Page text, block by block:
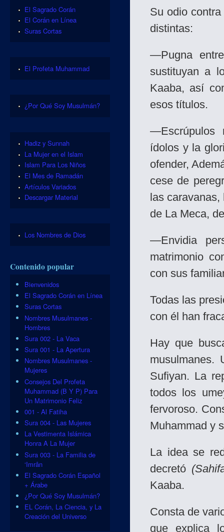
Su odio
distintas:
—Pugna
sustituyan a
Kaaba, así
esos títulos.
—Escrúpulos
ídolos y la
ofender,
cese de
las
de La Meca,
—Envidia
matrimonio
con sus
Todas las
con él han
Hay que
musulmanes.
Sufiyan. La
todos los
fervoroso.
Muhammad y
La idea se
decretó
Kaaba.
Consta de
que explica
El Sagrado Corán
El Corán en Línea
Suras Cortas
El Profeta Muhammad
¿Por Qué Soy Musulmán?
Hadiz y Sunnah
La Mujer en el Islam
Islam Para Los Niños
El Mes de Ramadán
Artículos Variados
Descargar Material
Los Nombres de Dios
Contenido popular
Bienvenidos
El Sagrado Corán en Línea
Suras Cortas
Nombres Musulmanes -
Hombres
Sura 002 - La Vaca
Sura 001 - La Apertura
Nombres Musulmanes -
Mujeres
Consejos Del Profeta
Muhammad (B Y P) Para
Un Matrimonio Feliz
001 - Al Fatiha
Sura 004 - Las Mujeres
La Vestimenta Islámica
Honra A La Mujer
Sura 003 - La Familia de
‘Imrân
El Sagrado Corán Español
+ Árabe
¿Por Qué Soy Musulmán?
EL Corán, La Ciencia, y La
Creación del Universo